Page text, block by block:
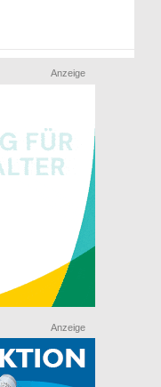
Anzeige
Anzeige